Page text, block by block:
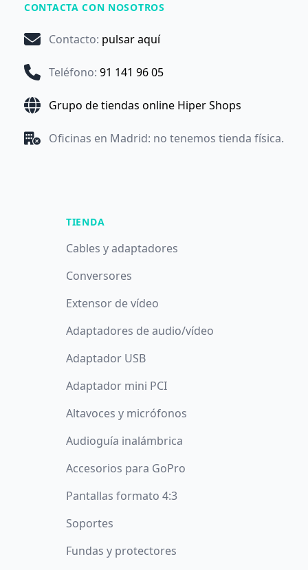
CONTACTA CON NOSOTROS
Contacto: pulsar aquí
Teléfono: 91 141 96 05
Grupo de tiendas online Hiper Shops
Oficinas en Madrid: no tenemos tienda física.
TIENDA
Cables y adaptadores
Conversores
Extensor de vídeo
Adaptadores de audio/vídeo
Adaptador USB
Adaptador mini PCI
Altavoces y micrófonos
Audioguía inalámbrica
Accesorios para GoPro
Pantallas formato 4:3
Soportes
Fundas y protectores